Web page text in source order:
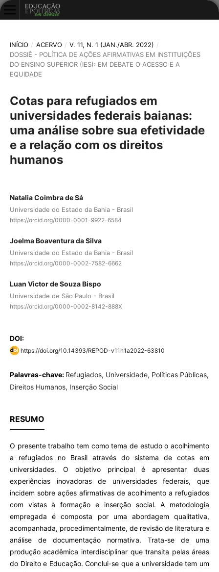
INÍCIO / ACERVO / V. 11, N. 1 (JAN./ABR. 2022) /
DOSSIÊ - POLÍTICA DE AÇÕES AFIRMATIVAS EM INSTITUIÇÕES
DO ENSINO SUPERIOR (IES): EM DEBATE O ACESSO E A
EQUIDADE
Cotas para refugiados em
universidades federais baianas:
uma análise sobre sua efetividade
e a relação com os direitos
humanos
Natalia Coimbra de Sá
Universidade do Estado da Bahia - Brasil
https://orcid.org/0000-0001-9922-6584
Joelma Boaventura da Silva
Universidade do Estado da Bahia - Brasil
https://orcid.org/0000-0002-7582-6662
Luan Victor de Souza Bispo
Universidade de São Paulo - Brasil
https://orcid.org/0000-0002-8142-888X
DOI:
https://doi.org/10.14393/REPOD-v11n1a2022-63810
Palavras-chave: Refugiados, Universidade, Políticas Públicas,
Direitos Humanos, Inserção Social
RESUMO
O presente trabalho tem como tema de estudo o acolhimento
a refugiados no Brasil através do sistema de cotas em
universidades. O objetivo principal é apresentar duas
experiências inovadoras de universidades federais, que
incidem sobre ações afirmativas de acolhimento a refugiados
com vistas à formação e inserção social. A metodologia
empregada é composta por uma abordagem qualitativa,
acompanhada, procedimentalmente, de revisão de literatura e
análise de documentação normativa. Trata-se de uma
produção acadêmica interdisciplinar que transita pelas áreas
do Direito e Educação. Conclui-se que a universidade tem um